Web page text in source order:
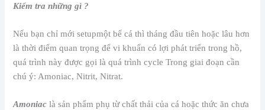
Kiểm tra những gì ?
Nếu bạn chỉ mới setupmột bể cá thì tháng đầu tiên hoặc lâu hơn
là thời điểm quan trọng để vi khuẩn có lợi phát triển trong hồ,
quá trình này được gọi là quá trình cycle Trong giai đoạn cần
chú ý: Amoniac, Nitrit, Nitrat.
Amoniac là sản phẩm phụ từ chất thải của cá hoặc thức ăn chưa